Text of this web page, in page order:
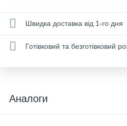
Швидка доставка від 1-го дня
Готівковий та безготівковий
Аналоги